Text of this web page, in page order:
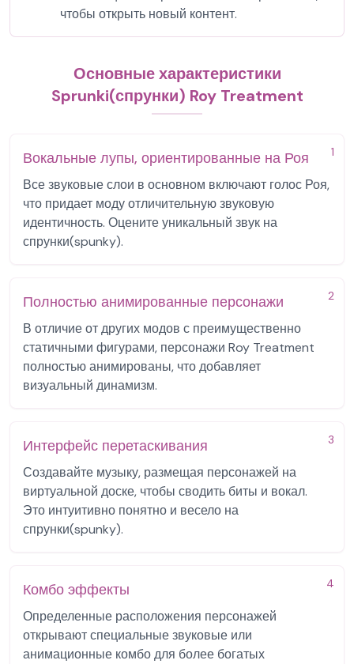
чтобы открыть новый контент.
Основные характеристики
Sprunki(спрунки) Roy Treatment
1
Вокальные лупы, ориентированные на Роя
Все звуковые слои в основном включают голос Роя,
что придает моду отличительную звуковую
идентичность. Оцените уникальный звук на
спрунки(spunky).
2
Полностью анимированные персонажи
В отличие от других модов с преимущественно
статичными фигурами, персонажи Roy Treatment
полностью анимированы, что добавляет
визуальный динамизм.
3
Интерфейс перетаскивания
Создавайте музыку, размещая персонажей на
виртуальной доске, чтобы сводить биты и вокал.
Это интуитивно понятно и весело на
спрунки(spunky).
4
Комбо эффекты
Определенные расположения персонажей
открывают специальные звуковые или
анимационные комбо для более богатых